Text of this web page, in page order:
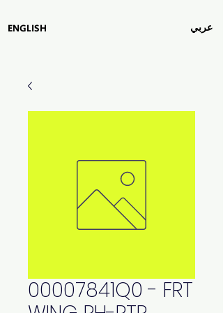
عربي ENGLISH
00007841Q0 - FRT